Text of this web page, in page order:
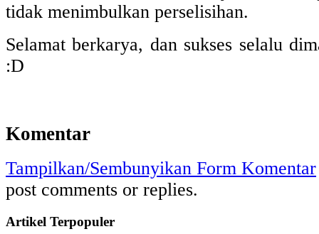
tidak menimbulkan perselisihan.
Selamat berkarya, dan sukses selalu
:D
Komentar
Tampilkan/Sembunyikan Form Komentar
post comments or replies.
Artikel Terpopuler